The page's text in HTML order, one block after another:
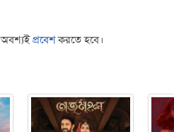
অবশ্যইপ্রবেশকরতে হবে।